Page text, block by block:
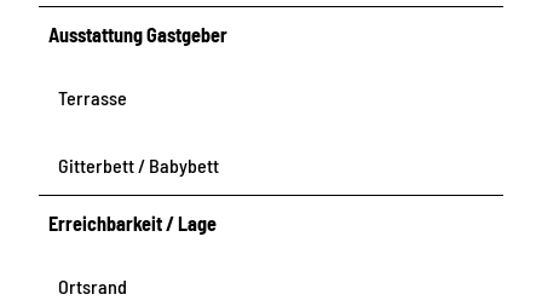
Ausstattung Gastgeber
Terrasse
Gitterbett / Babybett
Erreichbarkeit / Lage
Ortsrand